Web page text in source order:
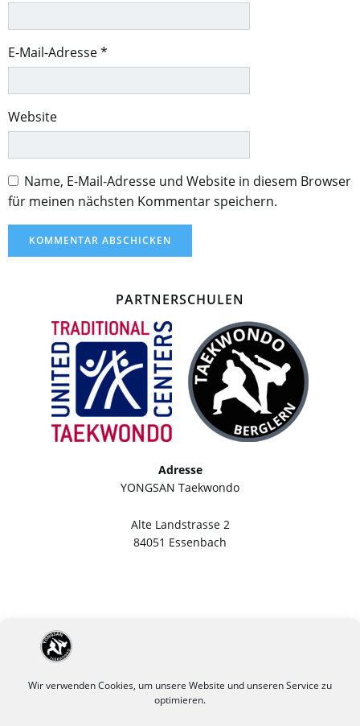
Wir verwenden Cookies, um unsere Website und unseren Service zu
optimieren.
E-Mail-Adresse*
Website
Name, E-Mail-Adresse und Website in diesem Browser
für meinen nächsten Kommentar speichern.
PARTNERSCHULEN
Adresse
YONGSAN Taekwondo
Alte Landstrasse 2
84051 Essenbach